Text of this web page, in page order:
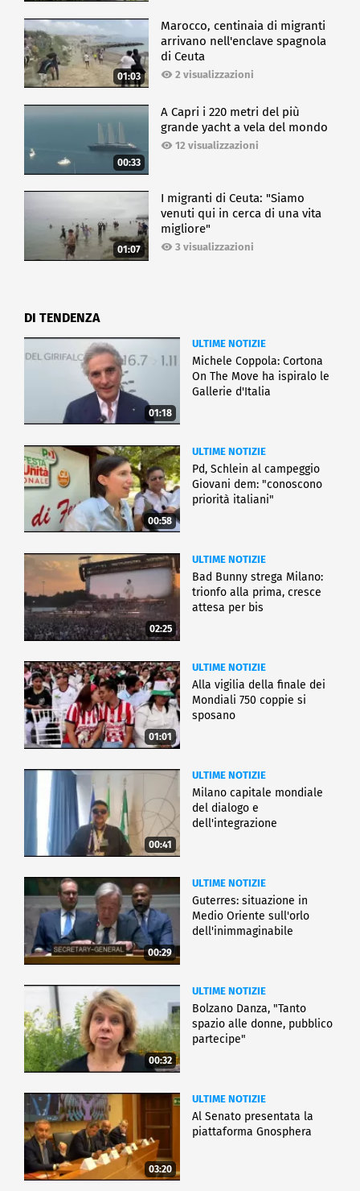
01:03
Marocco, centinaia di migranti
arrivano nell'enclave spagnola
di Ceuta
2 visualizzazioni
00:33
A Capri i 220 metri del più
grande yacht a vela del mondo
12 visualizzazioni
01:07
I migranti di Ceuta: "Siamo
venuti qui in cerca di una vita
migliore"
3 visualizzazioni
DI TENDENZA
01:18
ULTIME NOTIZIE
Michele Coppola: Cortona
On The Move ha ispiralo le
Gallerie d'Italia
00:58
ULTIME NOTIZIE
Pd, Schlein al campeggio
Giovani dem: "conoscono
priorità italiani"
02:25
ULTIME NOTIZIE
Bad Bunny strega Milano:
trionfo alla prima, cresce
attesa per bis
01:01
ULTIME NOTIZIE
Alla vigilia della finale dei
Mondiali 750 coppie si
sposano
00:41
ULTIME NOTIZIE
Milano capitale mondiale
del dialogo e
dell'integrazione
00:29
ULTIME NOTIZIE
Guterres: situazione in
Medio Oriente sull'orlo
dell'inimmaginabile
00:32
ULTIME NOTIZIE
Bolzano Danza, "Tanto
spazio alle donne, pubblico
partecipe"
03:20
ULTIME NOTIZIE
Al Senato presentata la
piattaforma Gnosphera